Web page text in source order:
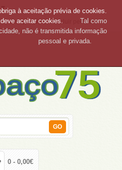
desejos (0) Concluir pedido
GO
0 - 0,00€
à aceitação prévia de cookies.
aceitar cookies.
Tal como
não é transmitida informação
pessoal e privada.